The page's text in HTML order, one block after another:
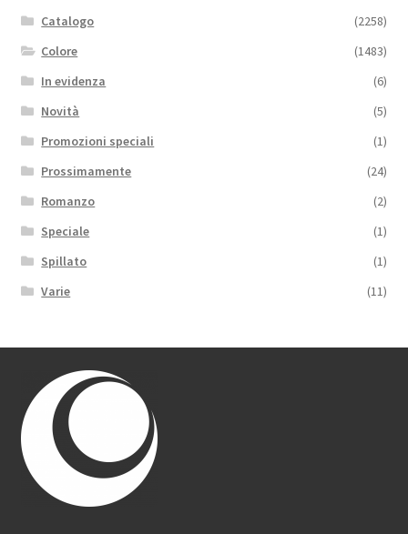
Catalogo
(2258)
Colore
(1483)
In evidenza
(6)
Novità
(5)
Promozioni speciali
(1)
Prossimamente
(24)
Romanzo
(2)
Speciale
(1)
Spillato
(1)
Varie
(11)